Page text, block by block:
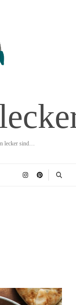
lecker sind…